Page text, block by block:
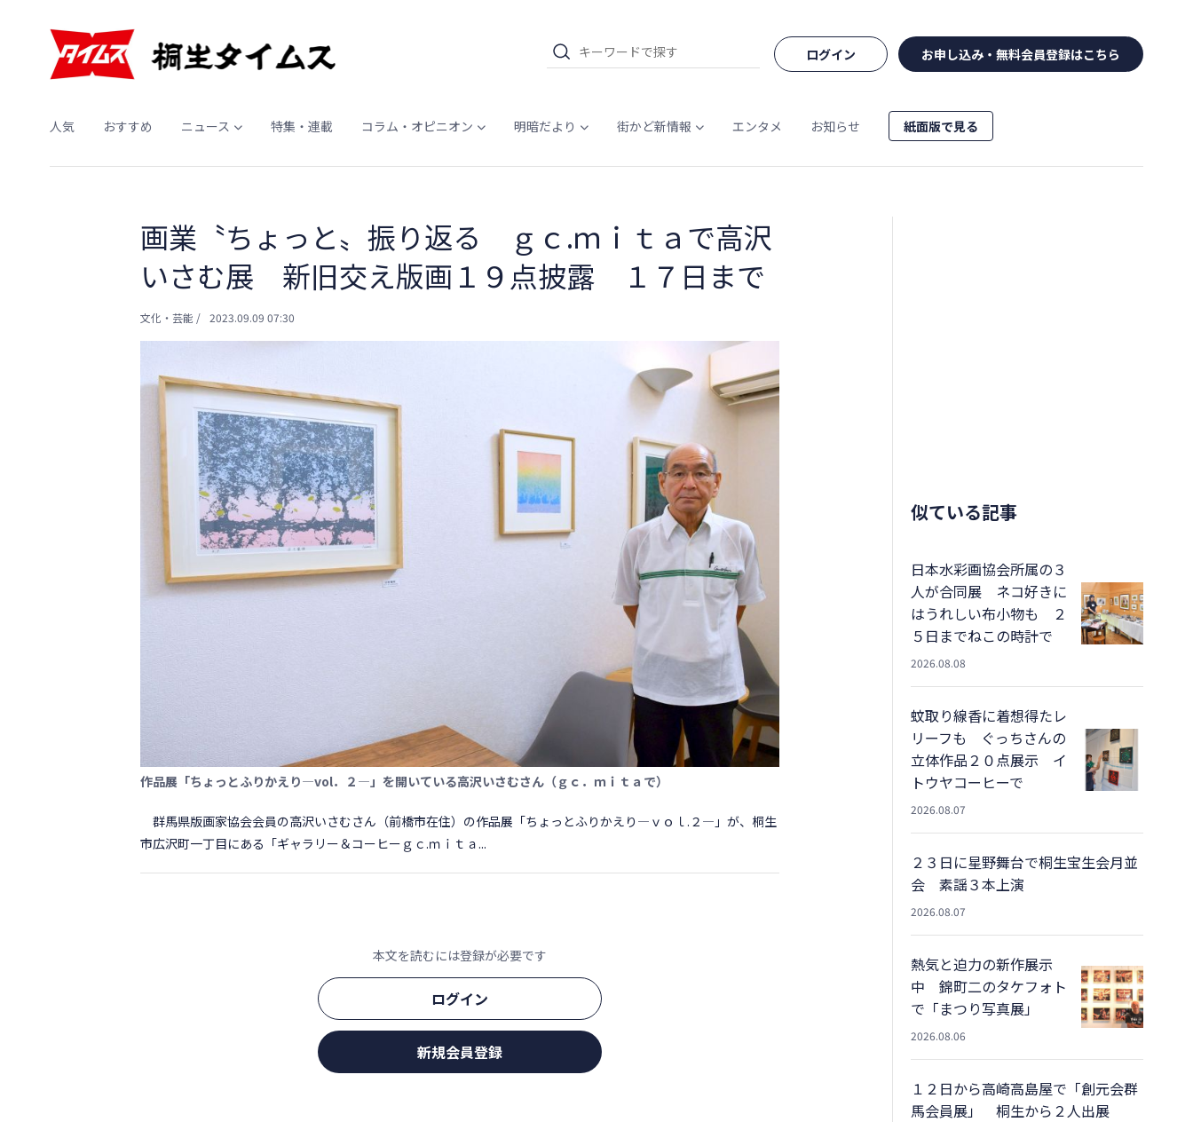
ログイン お申し込み・無料会員登録はこちら
人気 おすすめ ニュース 特集・連載 コラム・オピニオン 明暗だより 街かど新情報 エンタメ お知らせ 紙面版で見る
画業〝ちょっと〟振り返る ｇｃ.ｍｉｔａで高沢
いさむ展 新旧交え版画１９点披露 １７日まで
文化・芸能 / 2023.09.09 07:30
作品展「ちょっとふりかえり―vol．２―」を開いている高沢いさむさん（ｇｃ．ｍｉｔａで）
群馬県版画家協会会員の高沢いさむさん（前橋市在住）の作品展「ちょっとふりかえり―ｖｏｌ.２―」が、桐生
市広沢町一丁目にある「ギャラリー＆コーヒーｇｃ.ｍｉｔａ...
本文を読むには登録が必要です
ログイン
新規会員登録
似ている記事
日本水彩画協会所属の３
人が合同展 ネコ好きに
はうれしい布小物も ２
５日までねこの時計で
2026.08.08
蚊取り線香に着想得たレ
リーフも ぐっちさんの
立体作品２０点展示 イ
トウヤコーヒーで
2026.08.07
２３日に星野舞台で桐生宝生会月並
会 素謡３本上演
2026.08.07
熱気と迫力の新作展示
中 錦町二のタケフォト
で「まつり写真展」
2026.08.06
１２日から高崎高島屋で「創元会群
馬会員展」 桐生から２人出展